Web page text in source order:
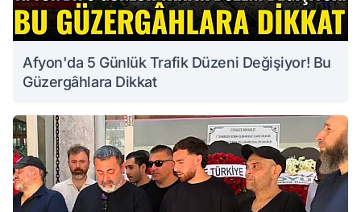
Afyon'da 5 Günlük Trafik Düzeni Değişiyor! Bu
Güzergâhlara Dikkat